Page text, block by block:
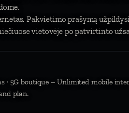
Pakvietimo prašymą
vietovėje po patvirtinto
· 5G boutique – Unlimited mobile
plan.